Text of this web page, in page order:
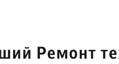
Ремонт